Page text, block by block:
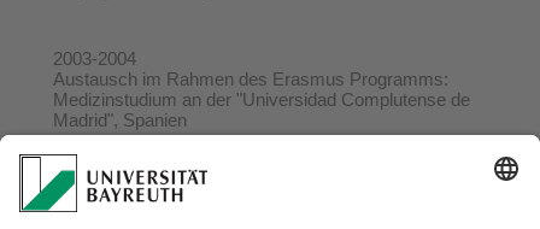
2003-2004
Austausch im Rahmen des Erasmus Programms:
Medizinstudium an der "Universidad Complutense de
Madrid", Spanien
2002-2005
Politikstudium an der Hochschule für Politik (HfP) und der